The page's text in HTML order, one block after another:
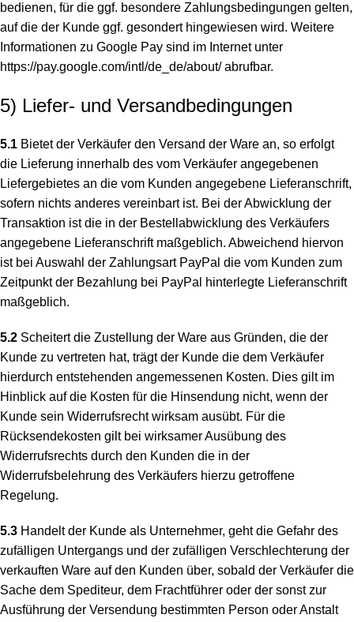
bedienen, für die ggf. besondere Zahlungsbedingungen gelten,
auf die der Kunde ggf. gesondert hingewiesen wird. Weitere
Informationen zu Google Pay sind im Internet unter
https://pay.google.com/intl/de_de/about/abrufbar.
5) Liefer- und Versandbedingungen
5.1 Bietet der Verkäufer den Versand der Ware an, so erfolgt
die Lieferung innerhalb des vom Verkäufer angegebenen
Liefergebietes an die vom Kunden angegebene Lieferanschrift,
sofern nichts anderes vereinbart ist. Bei der Abwicklung der
Transaktion ist die in der Bestellabwicklung des Verkäufers
angegebene Lieferanschrift maßgeblich. Abweichend hiervon
ist bei Auswahl der Zahlungsart PayPal die vom Kunden zum
Zeitpunkt der Bezahlung bei PayPal hinterlegte Lieferanschrift
maßgeblich.
5.2 Scheitert die Zustellung der Ware aus Gründen, die der
Kunde zu vertreten hat, trägt der Kunde die dem Verkäufer
hierdurch entstehenden angemessenen Kosten. Dies gilt im
Hinblick auf die Kosten für die Hinsendung nicht, wenn der
Kunde sein Widerrufsrecht wirksam ausübt. Für die
Rücksendekosten gilt bei wirksamer Ausübung des
Widerrufsrechts durch den Kunden die in der
Widerrufsbelehrung des Verkäufers hierzu getroffene
Regelung.
5.3 Handelt der Kunde als Unternehmer, geht die Gefahr des
zufälligen Untergangs und der zufälligen Verschlechterung der
verkauften Ware auf den Kunden über, sobald der Verkäufer die
Sache dem Spediteur, dem Frachtführer oder der sonst zur
Ausführung der Versendung bestimmten Person oder Anstalt